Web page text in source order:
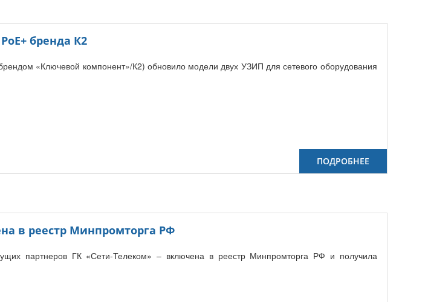
бренда К2
«Ключевой компонент»/К2) обновило модели двух УЗИП для сетевого оборудования
ПОДРОБНЕЕ
в реестр Минпромторга РФ
партнеров ГК «Сети-Телеком» – включена в реестр Минпромторга РФ и получила